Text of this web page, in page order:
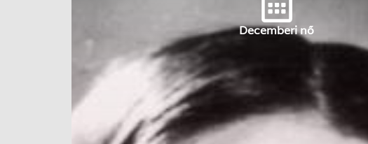
Decemberi nő